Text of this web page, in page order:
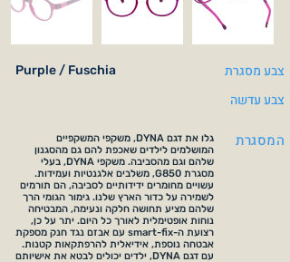
Purple / Fuschia
צבע מסגרת
צבע עדשה
גלו את דגם DYNA, משקפי המשקפיים
המושלמים לילדים שאכפת להם גם מהסגנון
שלהם וגם מהסביבה. משקפי DYNA, בעלי
מסגרת G850, משלבים אלגנטיות ועמידות.
עשויים מחומרים ידידותיים לסביבה, הם תורמים
לשמירה על כדור הארץ שלנו. גימור הגומי הרך
שלהם מציע תחושה חלקה ונעימה, המבטיחה
נוחות אופטימלית לאורך כל היום. יתר על כן,
רצועת ה-smart-fix עם אבזם נגד חנק מספקת
אבטחה נוספת, אידיאלית להרפתקאות קטנות.
עם דגם DYNA, ילדים יכולים לבטא את אישיותם
המסגרת